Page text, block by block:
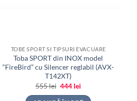
TOBE SPORT SI TIPSURI EVACUARE
Toba SPORT din INOX model
“FireBird” cu Silencer reglabil (AVX-
T142XT)
555lei Prețul
a
444 lei
este: